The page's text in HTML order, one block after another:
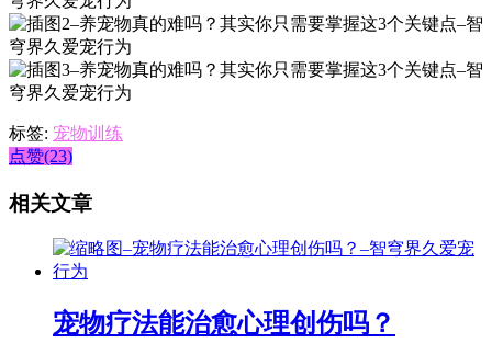
标签: 宠物训练
点赞(23)
相关文章
宠物疗法能治愈心理创伤吗？